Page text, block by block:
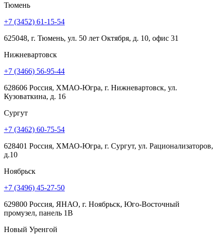
Тюмень
+7 (3452) 61-15-54
625048, г. Тюмень, ул. 50 лет Октября, д. 10, офис 31
Нижневартовск
+7 (3466) 56-95-44
628606 Россия, ХМАО-Югра, г. Нижневартовск, ул.
Кузоваткина, д. 16
Сургут
+7 (3462) 60-75-54
628401 Россия, ХМАО-Югра, г. Сургут, ул. Рационализаторов,
д.10
Ноябрьск
+7 (3496) 45-27-50
629800 Россия, ЯНАО, г. Ноябрьск, Юго-Восточный
промузел, панель 1В
Новый Уренгой